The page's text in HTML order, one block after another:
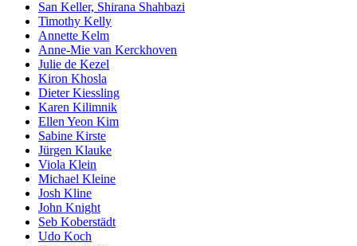
San Keller, Shirana Shahbazi
Timothy Kelly
Annette Kelm
Anne-Mie van Kerckhoven
Julie de Kezel
Kiron Khosla
Dieter Kiessling
Karen Kilimnik
Ellen Yeon Kim
Sabine Kirste
Jürgen Klauke
Viola Klein
Michael Kleine
Josh Kline
John Knight
Seb Koberstädt
Udo Koch